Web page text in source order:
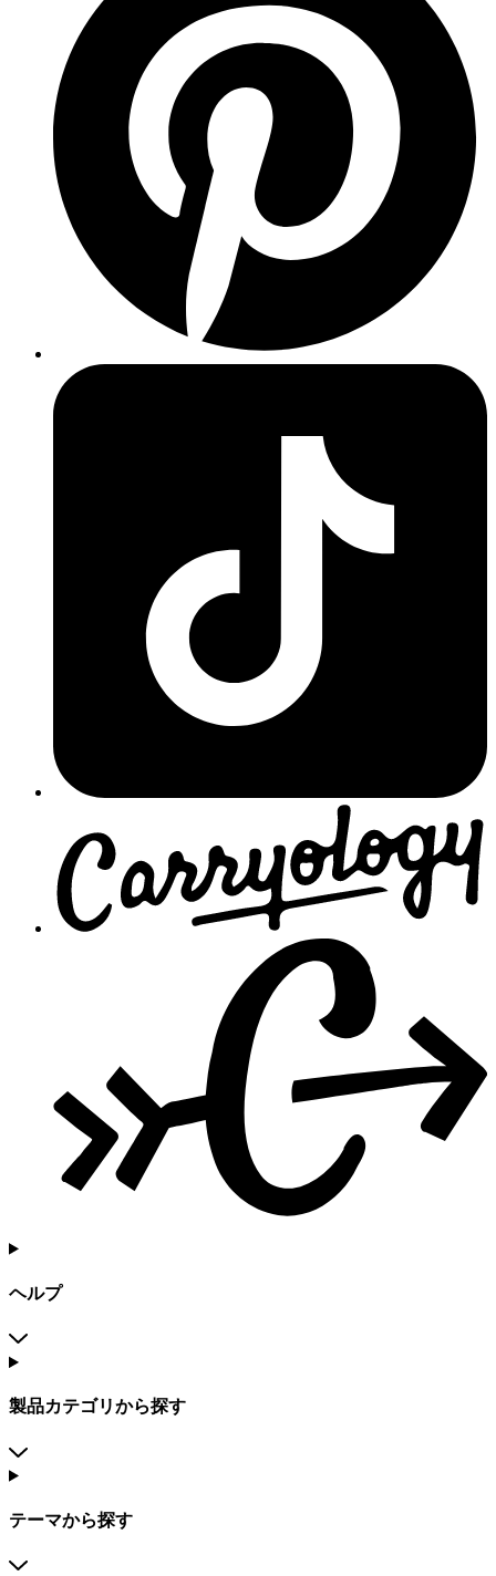
ヘルプ
製品カテゴリから探す
テーマから探す